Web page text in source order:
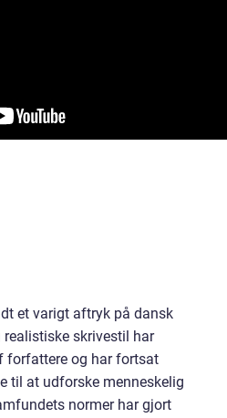
et varigt aftryk på dansk
skrivestil har
forfattere og har fortsat
til at udforske menneskelig
normer har gjort